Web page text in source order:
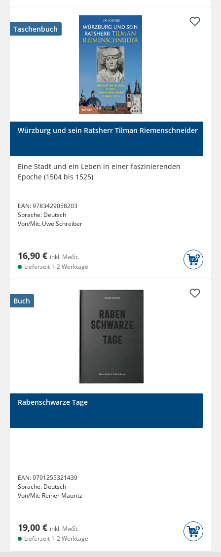
Taschenbuch
Würzburg und sein Ratsherr Tilman Riemenschneider
Eine Stadt und ein Leben in einer faszinierenden
Epoche (1504 bis 1525)
EAN:9783429058203
Sprache: Deutsch
Von/Mit: Uwe Schreiber
16,90 € inkl. MwSt.
Lieferzeit 1-2 Werktage
Buch
Rabenschwarze Tage
EAN:9791255321439
Sprache: Deutsch
Von/Mit: Reiner Mauritz
19,00 € inkl. MwSt.
Lieferzeit 1-2 Werktage